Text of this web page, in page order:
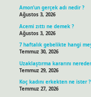
Amon’un gerçek adı nedir ?
Ağustos 3, 2026
Acemi zıttı ne demek ?
Ağustos 3, 2026
7 haftalık gebelikte hangi
Temmuz 30, 2026
Uzaklaştırma kararını
Temmuz 29, 2026
Koç kadını erkekten ne ister ?
Temmuz 27, 2026